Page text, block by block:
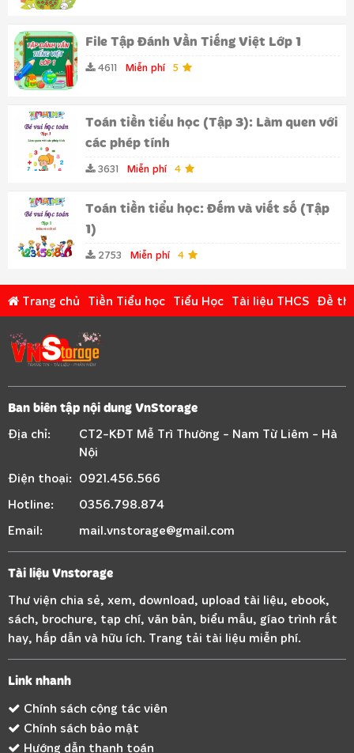
File Tập Đánh Vần Tiếng Việt Lớp 1
4611 Miễn phí 5
Toán tiền tiểu học (Tập 3): Làm quen với
các phép tính
3631 Miễn phí 4
Toán tiền tiểu học: Đếm và viết số (Tập
1)
2753 Miễn phí 4
Trang chủ Tiền Tiểu học Tiểu Học Tài liệu THCS Đề thi
Ban biên tập nội dung VnStorage
Địa chỉ:
CT2-KĐT Mễ Trì Thường - Nam Từ Liêm - Hà
Nội
Điện thoại: 0921.456.566
Hotline:
0356.798.874
Email:
mail.vnstorage@gmail.com
Tài liệu Vnstorage
Thư viện chia sẻ, xem, download, upload tài liệu, ebook,
sách, brochure, tạp chí, văn bản, biểu mẫu, gíao trình rất
hay, hấp dẫn và hữu ích. Trang tải tài liệu miễn phí.
Link nhanh
Chính sách cộng tác viên
Chính sách bảo mật
Hướng dẫn thanh toán